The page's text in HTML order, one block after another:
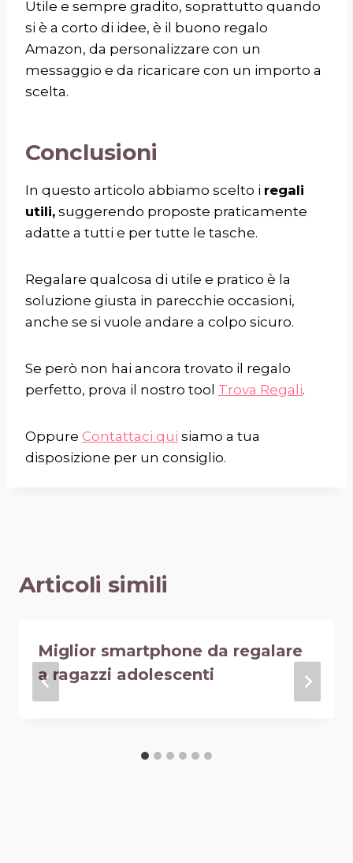
Utile e sempre gradito, soprattutto quando
si è a corto di idee, è il buono regalo
Amazon, da personalizzare con un
messaggio e da ricaricare con un importo a
scelta.
Conclusioni
In questo articolo abbiamo scelto i regali
utili, suggerendo proposte praticamente
adatte a tutti e per tutte le tasche.
Regalare qualcosa di utile e pratico è la
soluzione giusta in parecchie occasioni,
anche se si vuole andare a colpo sicuro.
Se però non hai ancora trovato il regalo
perfetto, prova il nostro tool Trova Regali.
Oppure Contattaci qui siamo a tua
disposizione per un consiglio.
Articoli simili
Miglior smartphone da regalare
a ragazzi adolescenti